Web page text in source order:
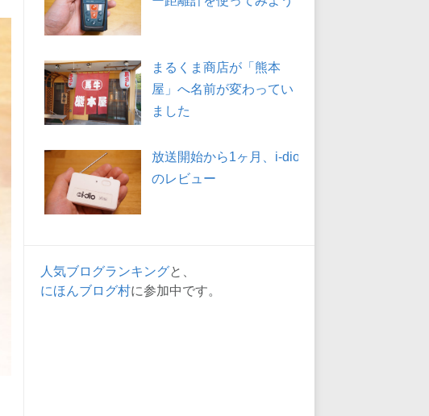
まるくま商店が「熊本
屋」へ名前が変わってい
ました
放送開始から1ヶ月、i-dio
のレビュー
人気ブログランキングと、
にほんブログ村に参加中です。